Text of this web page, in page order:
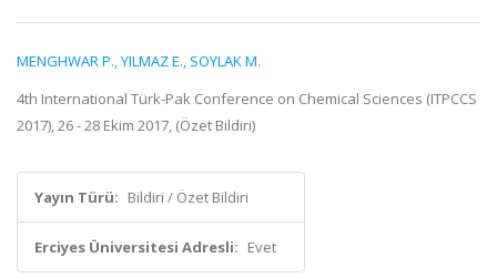
MENGHWAR P.,YILMAZ E., SOYLAK M.
4th International Türk-Pak Conference on Chemical Sciences (ITPCCS
2017), 26 - 28 Ekim 2017, (Özet Bildiri)
Yayın Türü: Bildiri / Özet Bildiri
Erciyes Üniversitesi Adresli: Evet